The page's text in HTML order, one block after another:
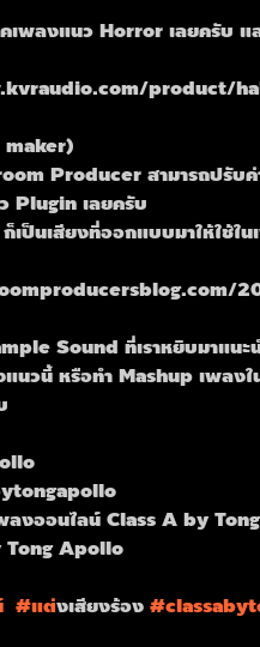
เพลงแนว Horror เลยครับ
product/
Producer สามารถปรั
Plugin เลยครับ
เป็นเสียงที่ออกแบบมาให้ใช้ใ
Sound ที่เราหยิบมาแนะ
แนวนี้ หรือทำ Mashup เพล
ลงออนไลน์ Class A by
Tong Apollo
#แต่งเสียงร้อง